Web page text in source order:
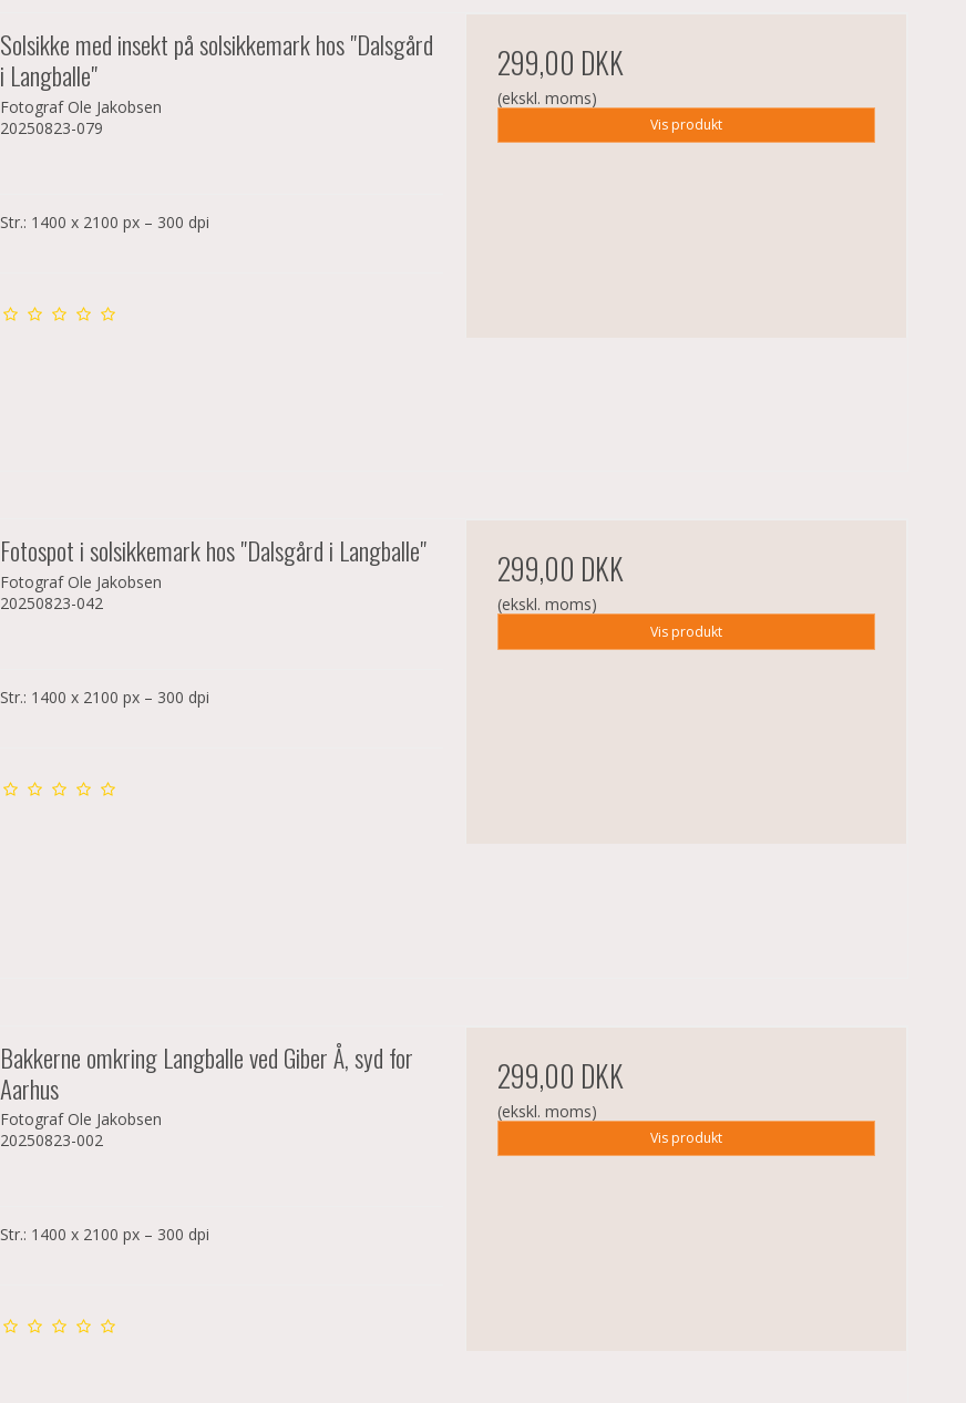
Solsikke med insekt på solsikkemark hos "Dalsgård
i Langballe"
Fotograf Ole Jakobsen
20250823-079
Str.: 1400 x 2100 px – 300 dpi
299,00 DKK
(ekskl. moms)
Vis produkt
Fotospot i solsikkemark hos "Dalsgård i Langballe"
Fotograf Ole Jakobsen
20250823-042
Str.: 1400 x 2100 px – 300 dpi
299,00 DKK
(ekskl. moms)
Vis produkt
Bakkerne omkring Langballe ved Giber Å, syd for
Aarhus
Fotograf Ole Jakobsen
20250823-002
Str.: 1400 x 2100 px – 300 dpi
299,00 DKK
(ekskl. moms)
Vis produkt